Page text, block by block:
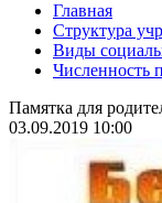
Главная
Структура
Виды
Численность
Памятка для
03.09.2019 10:00